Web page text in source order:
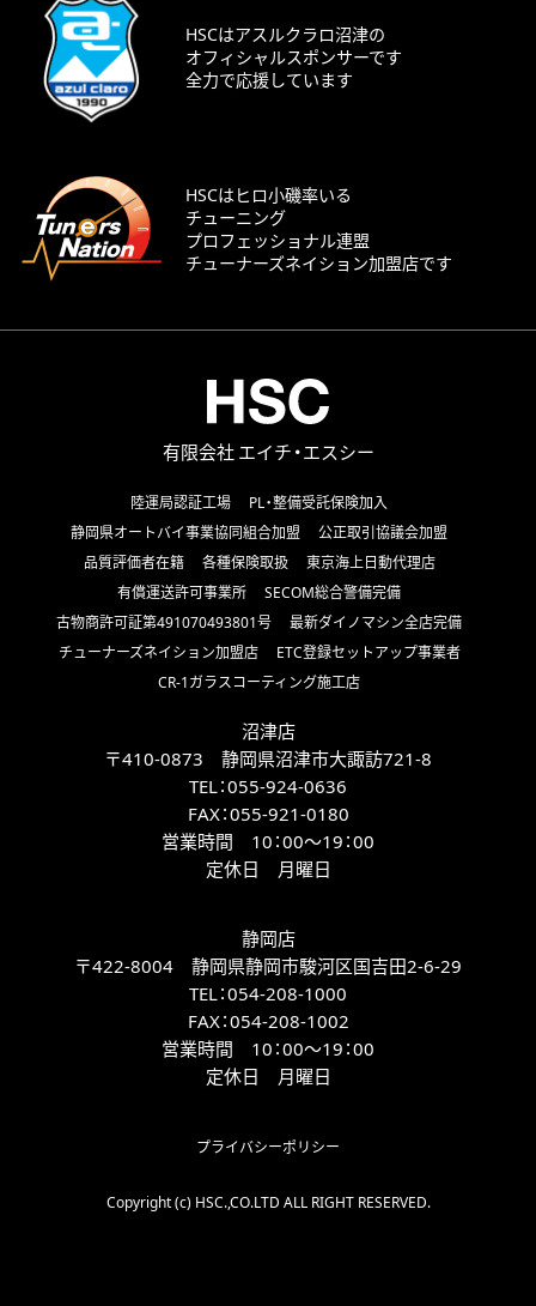
HSCはアスルクラロ沼津の
オフィシャルスポンサーです
全力で応援しています
HSCはヒロ小磯率いる
チューニング
プロフェッショナル連盟
チューナーズネイション加盟店です
有限会社 エイチ・エスシー
陸運局認証工場
PL・整備受託保険加入
静岡県オートバイ事業協同組合加盟
公正取引協議会加盟
品質評価者在籍
各種保険取扱
東京海上日動代理店
有償運送許可事業所
SECOM総合警備完備
古物商許可証第491070493801号
最新ダイノマシン全店完備
チューナーズネイション加盟店
ETC登録セットアップ事業者
CR-1ガラスコーティング施工店
沼津店
〒410-0873 静岡県沼津市大諏訪721-8
TEL：055-924-0636
FAX：055-921-0180
営業時間 10：00～19：00
定休日 月曜日
静岡店
〒422-8004 静岡県静岡市駿河区国吉田2-6-29
TEL：054-208-1000
FAX：054-208-1002
営業時間 10：00～19：00
定休日 月曜日
プライバシーポリシー
Copyright (c) HSC.,CO.LTD ALL RIGHT RESERVED.